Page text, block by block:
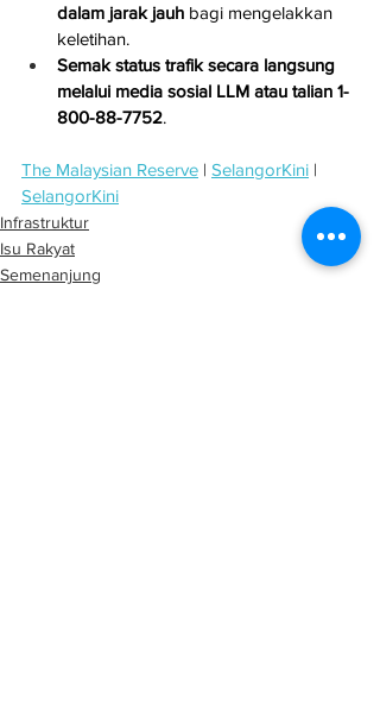
dalam jarak jauh bagi mengelakkan
keletihan.
Semak status trafik secara langsung
melalui media sosial LLM atau talian 1-
800-88-7752.
The Malaysian Reserve | SelangorKini |
SelangorKini
Infrastruktur
Isu Rakyat
Semenanjung